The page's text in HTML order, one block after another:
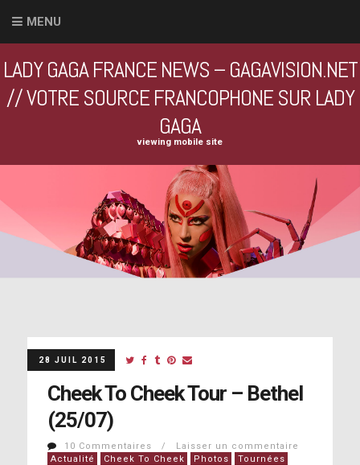
MENU
LADY GAGA FRANCE NEWS – GAGAVISION.NET
// VOTRE SOURCE FRANCOPHONE SUR LADY
GAGA
viewing mobile site
28 JUIL 2015
Cheek To Cheek Tour – Bethel
(25/07)
10 Commentaires / Laisser un commentaire
Actualité
Cheek To Cheek Photos
Tournées